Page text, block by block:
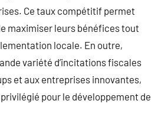
Ce taux compétitif permet
maximiser leurs bénéfices tout
locale. En outre,
variété d’incitations fiscales
et aux entreprises innovantes,
pour le développement de